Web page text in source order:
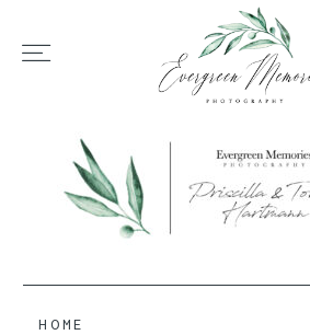
HOME
ÜBER UNS